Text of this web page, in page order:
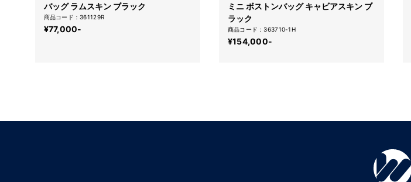
バッグ ラムスキン ブラック
商品コード：361129R
¥77,000-
ミニ ボストンバッグ キャビアスキン ブ
ラック
商品コード：363710-1H
¥154,000-